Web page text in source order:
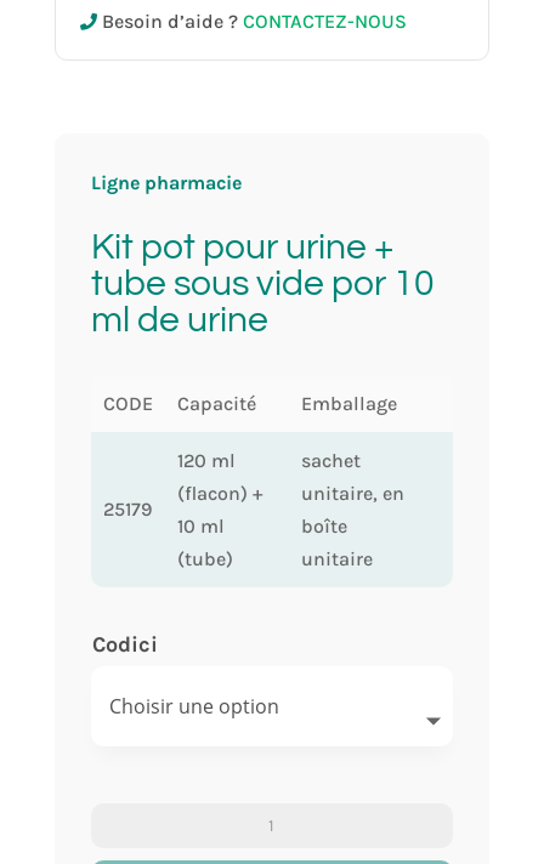
Besoin d’aide ? CONTACTEZ-NOUS
Ligne pharmacie
Kit pot pour urine +
tube sous vide por 10
ml de urine
CODE Capacité Emballage
25179
120 ml
(flacon) +
10 ml
(tube)
sachet
unitaire, en
boîte
unitaire
Codici